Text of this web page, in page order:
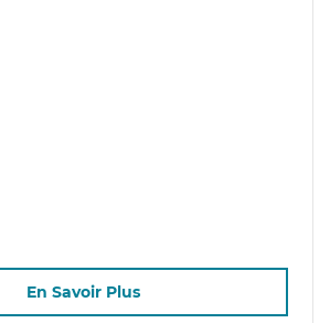
En Savoir Plus